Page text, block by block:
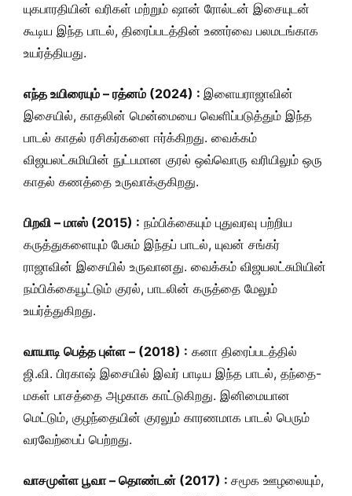
யுகபாரதியின் வரிகள் மற்றும் ஷான் ரோல்டன் இசையுடன்
கூடிய இந்த பாடல், திரைப்படத்தின் உணர்வை பலமடங்காக
உயர்த்தியது.
எந்த உயிரையும் – ரத்னம் (2024) : இளையராஜாவின்
இசையில், காதலின் மென்மையை வெளிப்படுத்தும் இந்த
பாடல் காதல் ரசிகர்களை ஈர்க்கிறது. வைக்கம்
விஜயலட்சுமியின் நுட்பமான குரல் ஒவ்வொரு வரியிலும் ஒரு
காதல் கணத்தை உருவாக்குகிறது.
பிறவி – மாஸ் (2015) : நம்பிக்கையும் புதுவரவு பற்றிய
கருத்துகளையும் பேசும் இந்தப் பாடல், யுவன் சங்கர்
ராஜாவின் இசையில் உருவானது. வைக்கம் விஜயலட்சுமியின்
நம்பிக்கையூட்டும் குரல், பாடலின் கருத்தை மேலும்
உயர்த்துகிறது.
வாயாடி பெத்த புள்ள – (2018) : கனா திரைப்படத்தில்
ஜி.வி. பிரகாஷ் இசையில் இவர் பாடிய இந்த பாடல், தந்தை-
மகள் பாசத்தை அழகாக காட்டுகிறது. இனிமையான
மெட்டும், குழந்தையின் குரலும் காரணமாக பாடல் பெரும்
வரவேற்பைப் பெற்றது.
வாசமுள்ள பூவா – தொண்டன் (2017) : சமூக ஊழலையும்,